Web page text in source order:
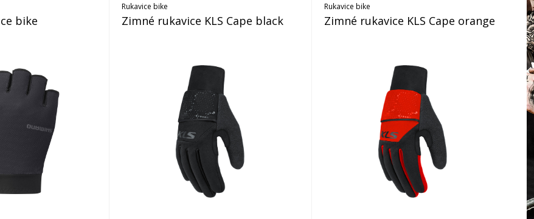
bike
Rukavice bike
Zimné rukavice KLS Cape black
Rukavice bike
Zimné rukavice KLS Cape orange